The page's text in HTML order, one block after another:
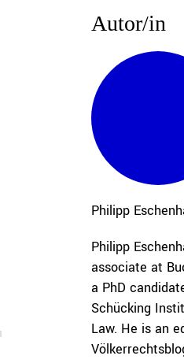
Autor/in
Philipp
Philipp
associate at
a PhD
Schücking
Law. He is an